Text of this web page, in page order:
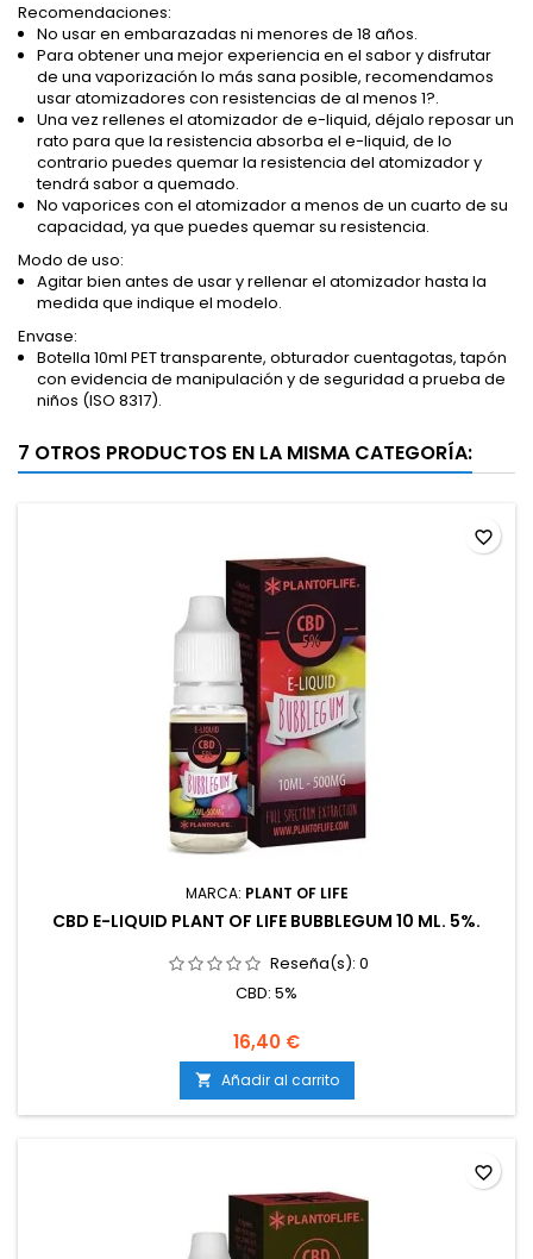
Recomendaciones:
No usar en embarazadas ni menores de 18 años.
Para obtener una mejor experiencia en el sabor y disfrutar
de una vaporización lo más sana posible, recomendamos
usar atomizadores con resistencias de al menos 1?.
Una vez rellenes el atomizador de e-liquid, déjalo reposar un
rato para que la resistencia absorba el e-liquid, de lo
contrario puedes quemar la resistencia del atomizador y
tendrá sabor a quemado.
No vaporices con el atomizador a menos de un cuarto de su
capacidad, ya que puedes quemar su resistencia.
Modo de uso:
Agitar bien antes de usar y rellenar el atomizador hasta la
medida que indique el modelo.
Envase:
Botella 10ml PET transparente, obturador cuentagotas, tapón
con evidencia de manipulación y de seguridad a prueba de
niños (ISO 8317).
7 OTROS PRODUCTOS EN LA MISMA CATEGORÍA:
MARCA: PLANT OF LIFE
CBD E-LIQUID PLANT OF LIFE BUBBLEGUM 10 ML. 5%.
Reseña(s): 0
CBD: 5%
16,40 €
 Añadir al carrito
favorite_border
favorite_border